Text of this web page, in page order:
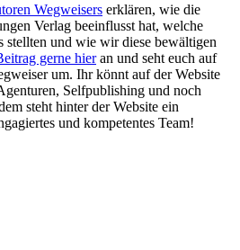
Wegweisers erklären, wie die
Verlag beeinflusst hat, welche
stellten und wie wir diese bewältigen
gerne hieran und seht euch auf
um. Ihr könnt auf der Website
Selfpublishing und noch
steht hinter der Website ein
und kompetentes Team!